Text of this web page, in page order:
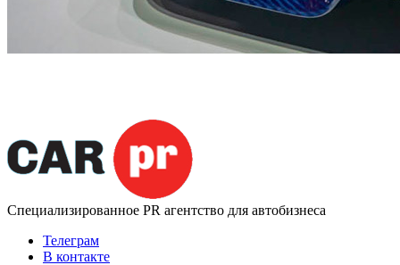
Специализированное PR агентство для автобизнеса
Телеграм
В контакте